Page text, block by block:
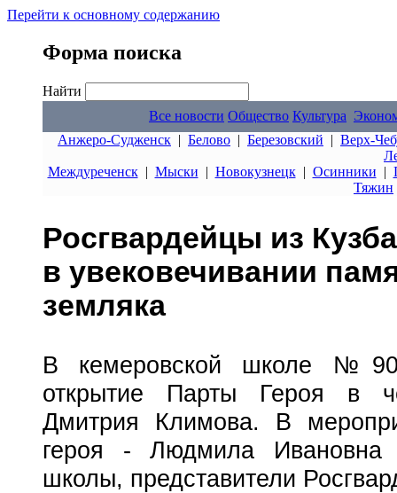
Перейти к основному содержанию
Форма поиска
Найти
Все новости Общество Культура
Анжеро-Судженск | Белово | Березовский | Верх-
Междуреченск| Мыски | Новокузнецк| Осинники |
Тяжин
Росгвардейцы из
в увековечивании
земляка
В кемеровской школе №90
открытие Парты Героя в
Дмитрия Климова. В
героя - Людмила Ивановна
школы, представители